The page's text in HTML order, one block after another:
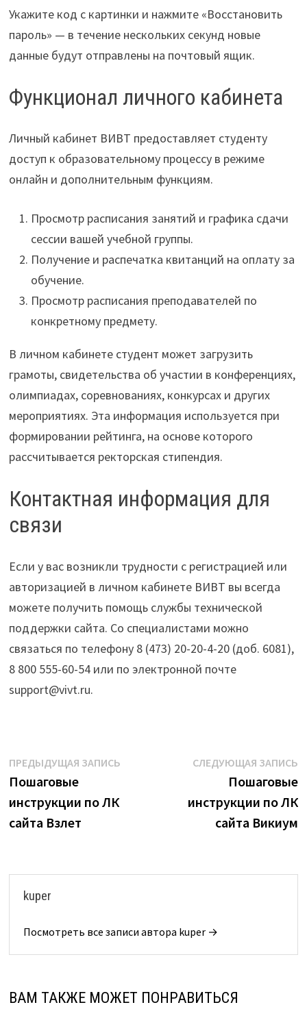
Укажите код с картинки и нажмите «Восстановить
пароль» — в течение нескольких секунд новые
данные будут отправлены на почтовый ящик.
Функционал личного кабинета
Личный кабинет ВИВТ предоставляет студенту
доступ к образовательному процессу в режиме
онлайн и дополнительным функциям.
Просмотр расписания занятий и графика сдачи
сессии вашей учебной группы.
Получение и распечатка квитанций на оплату за
обучение.
Просмотр расписания преподавателей по
конкретному предмету.
В личном кабинете студент может загрузить
грамоты, свидетельства об участии в конференциях,
олимпиадах, соревнованиях, конкурсах и других
мероприятиях. Эта информация используется при
формировании рейтинга, на основе которого
рассчитывается ректорская стипендия.
Контактная информация для
связи
Если у вас возникли трудности с регистрацией или
авторизацией в личном кабинете ВИВТ вы всегда
можете получить помощь службы технической
поддержки сайта. Со специалистами можно
связаться по телефону 8 (473) 20-20-4-20 (доб. 6081),
8 800 555-60-54 или по электронной почте
support@vivt.ru.
Навигация
по
записям
ПРЕДЫДУЩАЯ ЗАПИСЬПредыдущая
Пошаговые
инструкции по ЛК
сайта Взлет
СЛЕДУЮЩАЯ ЗАПИСЬ
Пошаговые
инструкции по ЛК
сайта Викиум
kuper
Посмотреть все записи автора kuper →
ВАМ ТАКЖЕ МОЖЕТ ПОНРАВИТЬСЯ